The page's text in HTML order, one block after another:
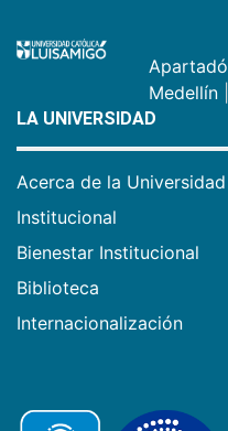
Apartadó
Medellín
LA UNIVERSIDAD
Acerca de la Universidad
Institucional
Bienestar Institucional
Biblioteca
Internacionalización